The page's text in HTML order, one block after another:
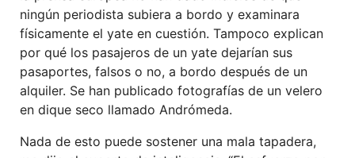
ningún periodista subiera a bordo y examinara
físicamente el yate en cuestión. Tampoco explican
por qué los pasajeros de un yate dejarían sus
pasaportes, falsos o no, a bordo después de un
alquiler. Se han publicado fotografías de un velero
en dique seco llamado Andrómeda.
Nada de esto puede sostener una mala tapadera,